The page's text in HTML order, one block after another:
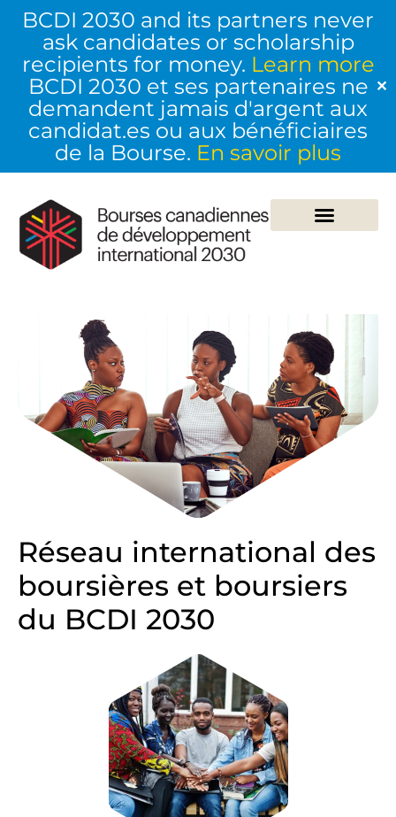
BCDI 2030 and its partners never
ask candidates or scholarship
recipients for money. Learn more
BCDI 2030 et ses partenaires ne
demandent jamais d'argent aux
candidat.es ou aux bénéficiaires
de la Bourse. En savoir plus
✕
Réseau international des
boursières et boursiers
du BCDI 2030